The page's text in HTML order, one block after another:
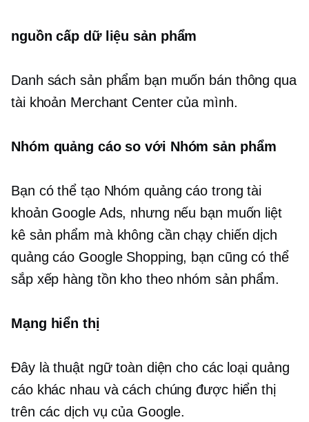
nguồn cấp dữ liệu sản phẩm
Danh sách sản phẩm bạn muốn bán thông qua
tài khoản Merchant Center của mình.
Nhóm quảng cáo so với Nhóm sản phẩm
Bạn có thể tạo Nhóm quảng cáo trong tài
khoản Google Ads, nhưng nếu bạn muốn liệt
kê sản phẩm mà không cần chạy chiến dịch
quảng cáo Google Shopping, bạn cũng có thể
sắp xếp hàng tồn kho theo nhóm sản phẩm.
Mạng hiển thị
Đây là thuật ngữ toàn diện cho các loại quảng
cáo khác nhau và cách chúng được hiển thị
trên các dịch vụ của Google.